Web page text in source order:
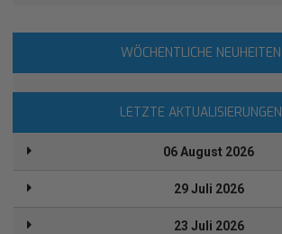
WÖCHENTLICHE NEUHEITEN
LETZTE AKTUALISIERUNGEN
06 August 2026
29 Juli 2026
23 Juli 2026